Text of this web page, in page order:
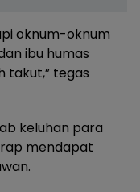
oknum-oknum
ibu humas
takut,” tegas
keluhan para
mendapat